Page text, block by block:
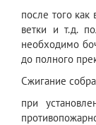
после того как
ветки и т.д.
необходимо
до полного
Сжигание
при